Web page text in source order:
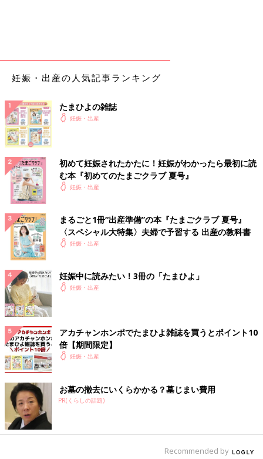
妊娠・出産の人気記事ランキング
たまひよの雑誌
妊娠・出産
初めて妊娠されたかたに！妊娠がわかったら最初に読
む本『初めてのたまごクラブ 夏号』
妊娠・出産
まるごと1冊“出産準備”の本『たまごクラブ 夏号』
〈スペシャル大特集〉夫婦で予習する 出産の教科書
妊娠・出産
妊娠中に読みたい！3冊の「たまひよ」
妊娠・出産
アカチャンホンポでたまひよ雑誌を買うとポイント10
倍【期間限定】
妊娠・出産
お墓の撤去にいくらかかる？墓じまい費用
PR(くらしの話題)
Recommended by